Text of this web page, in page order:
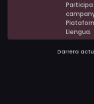
Llengua.
Darrera